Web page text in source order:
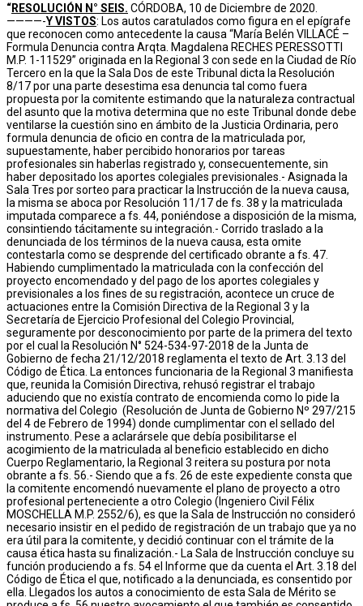
“RESOLUCIÓN N° SEIS. CÓRDOBA, 10 de Diciembre de 2020.
————-Y VISTOS: Los autos caratulados como figura en el epígrafe
que reconocen como antecedente la causa “María Belén VILLACÉ –
Formula Denuncia contra Arqta. Magdalena RECHES PERESSOTTI
M.P. 1-11529” originada en la Regional 3 con sede en la Ciudad de Río
Tercero en la que la Sala Dos de este Tribunal dicta la Resolución
8/17 por una parte desestima esa denuncia tal como fuera
propuesta por la comitente estimando que la naturaleza contractual
del asunto que la motiva determina que no este Tribunal donde debe
ventilarse la cuestión sino en ámbito de la Justicia Ordinaria, pero
formula denuncia de oficio en contra de la matriculada por,
supuestamente, haber percibido honorarios por tareas
profesionales sin haberlas registrado y, consecuentemente, sin
haber depositado los aportes colegiales previsionales.- Asignada la
Sala Tres por sorteo para practicar la Instrucción de la nueva causa,
la misma se aboca por Resolución 11/17 de fs. 38 y la matriculada
imputada comparece a fs. 44, poniéndose a disposición de la misma,
consintiendo tácitamente su integración.- Corrido traslado a la
denunciada de los términos de la nueva causa, esta omite
contestarla como se desprende del certificado obrante a fs. 47.
Habiendo cumplimentado la matriculada con la confección del
proyecto encomendado y del pago de los aportes colegiales y
previsionales a los fines de su registración, acontece un cruce de
actuaciones entre la Comisión Directiva de la Regional 3 y la
Secretaría de Ejercicio Profesional del Colegio Provincial,
seguramente por desconocimiento por parte de la primera del texto
por el cual la Resolución N° 524-534-97-2018 de la Junta de
Gobierno de fecha 21/12/2018 reglamenta el texto de Art. 3.13 del
Código de Ética. La entonces funcionaria de la Regional 3 manifiesta
que, reunida la Comisión Directiva, rehusó registrar el trabajo
aduciendo que no existía contrato de encomienda como lo pide la
normativa del Colegio (Resolución de Junta de Gobierno Nº 297/215
del 4 de Febrero de 1994) donde cumplimentar con el sellado del
instrumento. Pese a aclarársele que debía posibilitarse el
acogimiento de la matriculada al beneficio establecido en dicho
Cuerpo Reglamentario, la Regional 3 reitera su postura por nota
obrante a fs. 56.- Siendo que a fs. 26 de este expediente consta que
la comitente encomendó nuevamente el plano de proyecto a otro
profesional perteneciente a otro Colegio (Ingeniero Civil Félix
MOSCHELLA M.P. 2552/6), es que la Sala de Instrucción no consideró
necesario insistir en el pedido de registración de un trabajo que ya no
era útil para la comitente, y decidió continuar con el trámite de la
causa ética hasta su finalización.- La Sala de Instrucción concluye su
función produciendo a fs. 54 el Informe que da cuenta el Art. 3.18 del
Código de Ética el que, notificado a la denunciada, es consentido por
ella. Llegados los autos a conocimiento de esta Sala de Mérito se